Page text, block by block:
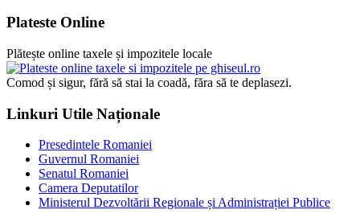
Plateste Online
Plătește online taxele și impozitele locale
Comod și sigur, fără să stai la coadă, făra să te deplasezi.
Linkuri Utile Naționale
Presedintele Romaniei
Guvernul Romaniei
Senatul Romaniei
Camera Deputatilor
Ministerul Dezvoltării Regionale și Administrației Publice